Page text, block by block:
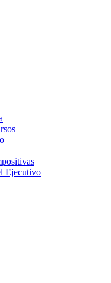
Ejecutivo